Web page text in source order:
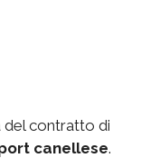
del contratto di
canellese.